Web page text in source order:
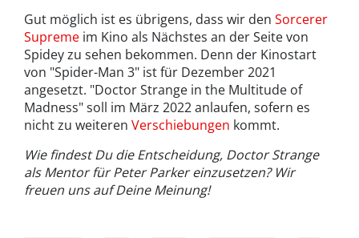
Gut möglich ist es übrigens, dass wir den Sorcerer
Supreme im Kino als Nächstes an der Seite von
Spidey zu sehen bekommen. Denn der Kinostart
von "Spider-Man 3" ist für Dezember 2021
angesetzt. "Doctor Strange in the Multitude of
Madness" soll im März 2022 anlaufen, sofern es
nicht zu weiteren Verschiebungen kommt.
Wie findest Du die Entscheidung, Doctor Strange
als Mentor für Peter Parker einzusetzen? Wir
freuen uns auf Deine Meinung!